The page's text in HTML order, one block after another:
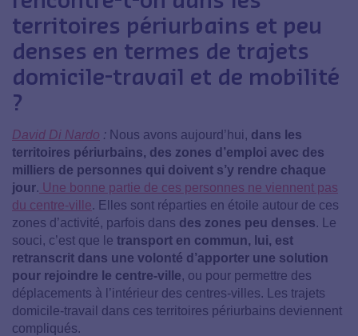
territoires périurbains et peu
denses en termes de trajets
domicile-travail et de mobilité
?
David Di Nardo : Nous avons aujourd’hui, dans les
territoires périurbains, des zones d’emploi avec des
milliers de personnes qui doivent s’y rendre chaque
jour. Une bonne partie de ces personnes ne viennent pas
du centre-ville. Elles sont réparties en étoile autour de ces
zones d’activité, parfois dans des zones peu denses. Le
souci, c’est que le transport en commun, lui, est
retranscrit dans une volonté d’apporter une solution
pour rejoindre le centre-ville, ou pour permettre des
déplacements à l’intérieur des centres-villes. Les trajets
domicile-travail dans ces territoires périurbains deviennent
compliqués.